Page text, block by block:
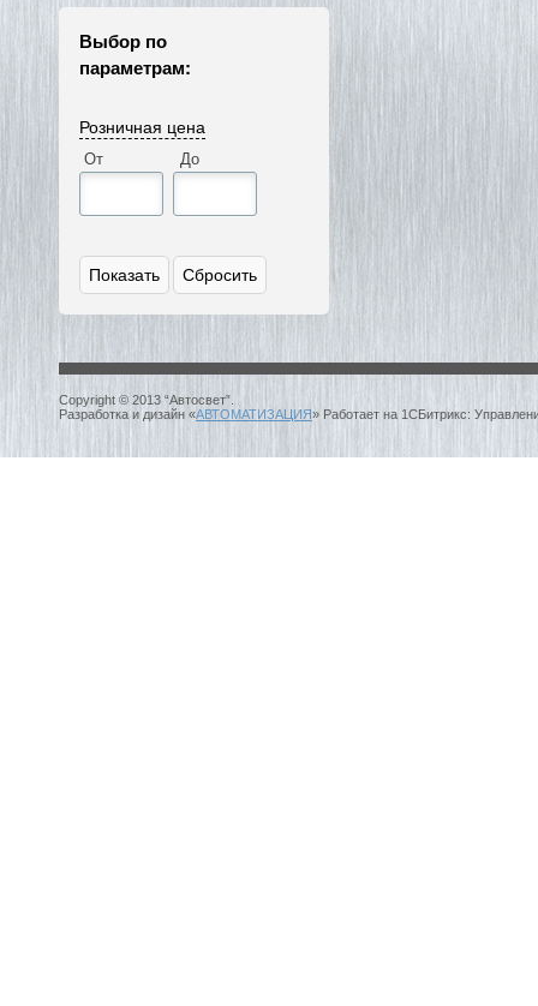
Выбор по
параметрам:
Розничная цена
От До
Copyright © 2013 “Автосвет”.
Разработка и дизайн «АВТОМАТИЗАЦИЯ» Работает на 1СБитрикс: